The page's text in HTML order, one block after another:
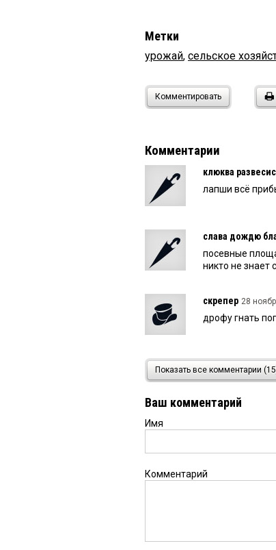
Метки
урожай, сельское
Комментировать
Комментарии
клюква
лапши всё
слава дождю
посевные
никто не знает
скрепер 28
дрофу гнать
Подопытный
Урожай у нас
растут?
Seregas 27
Показать все комментарии
Ваш комментарий
Имя
Комментарий